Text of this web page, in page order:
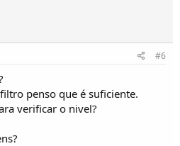
#6
penso que é suficiente.
verificar o nivel?